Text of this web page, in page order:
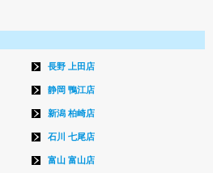
長野 上田店
静岡 鴨江店
新潟 柏崎店
石川 七尾店
富山 富山店